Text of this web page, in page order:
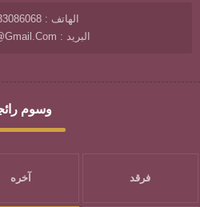
الهاتف : 00966533086068
البريد : Taifarqad@gmail.com
وسوم
فرقد آخره